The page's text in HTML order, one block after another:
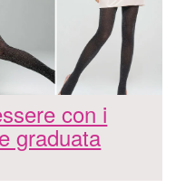
con i
graduata